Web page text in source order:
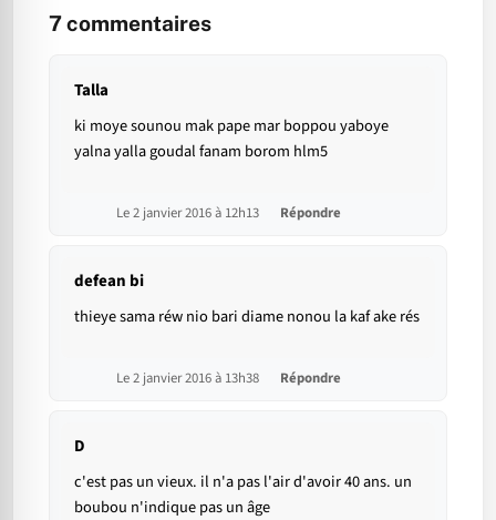
7commentaires
Talla
ki moye sounou mak pape mar boppou yaboye
yalna yalla goudal fanam borom hlm5
Le 2 janvier 2016 à 12h13 Répondre
defean bi
thieye sama réw nio bari diame nonou la kaf ake rés
Le 2 janvier 2016 à 13h38 Répondre
D
c'est pas un vieux. il n'a pas l'air d'avoir 40 ans. un
boubou n'indique pas un âge